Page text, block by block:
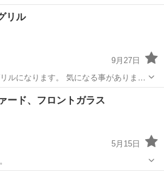
態> アルバイト・パート <給与> [ア・
カー・自転車・バイク通勤OK 昇給あ
リル
9月27日
気になる事がありまし
たら、お問い合わせ下さい。 代理出品
外装、車外用品 フロントグリル
ード、フロントガラス
5月15日